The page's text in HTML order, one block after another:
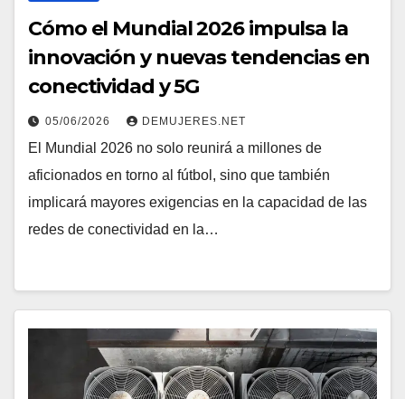
Cómo el Mundial 2026 impulsa la
innovación y nuevas tendencias en
conectividad y 5G
05/06/2026 DEMUJERES.NET
El Mundial 2026 no solo reunirá a millones de
aficionados en torno al fútbol, sino que también
implicará mayores exigencias en la capacidad de las
redes de conectividad en la…